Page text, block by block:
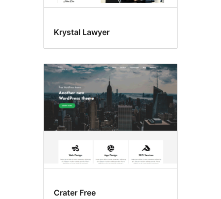
Krystal Lawyer
Crater Free